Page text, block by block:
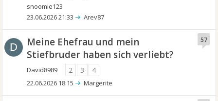
snoomie123
23.06.2026 21:33 Arev87
D
Meine Ehefrau und mein
Stiefbruder haben sich verliebt?
David8989 2 3 4
57
22.06.2026 18:15 Margerite